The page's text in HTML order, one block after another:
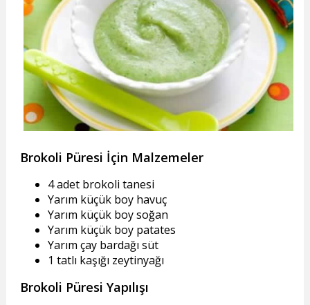
Brokoli Püresi İçin Malzemeler
4 adet brokoli tanesi
Yarım küçük boy havuç
Yarım küçük boy soğan
Yarım küçük boy patates
Yarım çay bardağı süt
1 tatlı kaşığı zeytinyağı
Brokoli Püresi Yapılışı